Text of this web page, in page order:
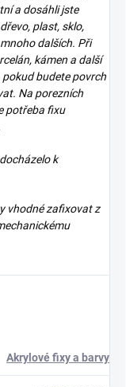
a dosáhli jste
plast, sklo,
dalších. Při
kámen a další
budete povrch
Na porezních
potřeba fixu
k
vhodné zafixovat z
Akrylové fixy a barvy